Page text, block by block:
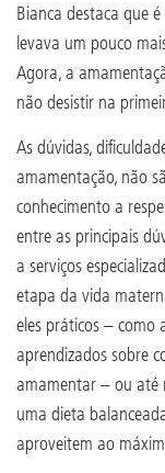
Bianca destaca que
levava um pouco
Agora, a
não desistir na
As dúvidas,
amamentação, não
conhecimento a
entre as principais
a serviços
etapa da vida
eles práticos – como
aprendizados sobre
amamentar – ou até
uma dieta
aproveitem ao